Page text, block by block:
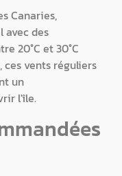
Canaries,
avec des
20°C et 30°C
ces vents réguliers
un
l'île.